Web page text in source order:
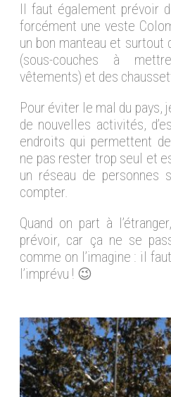
Il faut également prévoir
forcément une veste
un bon manteau et surtout
(sous-couches à
vêtements) et des
Pour éviter le mal du pays,
de nouvelles activités,
endroits qui permettent
ne pas rester trop seul et
un réseau de personnes
compter.
Quand on part à
prévoir, car ça ne se
comme on l’imagine : il
l’imprévu ! 😉